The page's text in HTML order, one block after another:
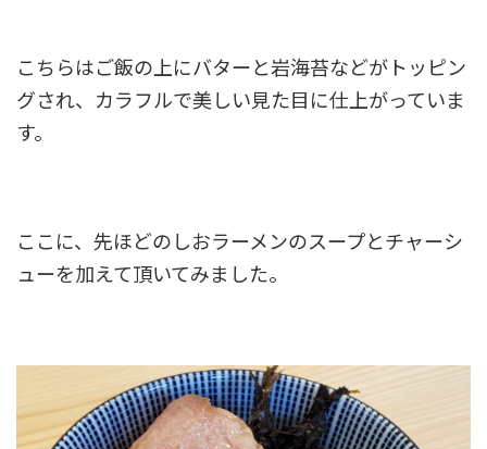
こちらはご飯の上にバターと岩海苔などがトッピン
グされ、カラフルで美しい見た目に仕上がっていま
す。
ここに、先ほどのしおラーメンのスープとチャーシ
ューを加えて頂いてみました。